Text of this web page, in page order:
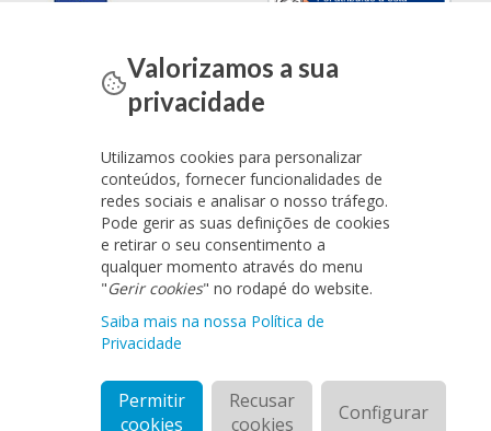
Valorizamos a sua
privacidade
Utilizamos cookies para personalizar
conteúdos, fornecer funcionalidades de
redes sociais e analisar o nosso tráfego.
Pode gerir as suas definições de cookies
e retirar o seu consentimento a
qualquer momento através do menu
"Gerir cookies" no rodapé do website.
Saiba mais na nossa Política de
Privacidade
Permitir
cookies
Recusar
cookies
Configurar